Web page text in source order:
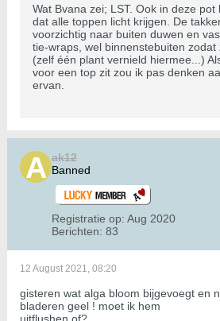
Wat Bvana zei; LST. Ook in deze
dat alle toppen licht krijgen. De
voorzichtig naar buiten duwen en
tie-wraps, wel binnenstebuiten zodat
(zelf één plant vernield hiermee...)
voor een top zit zou ik pas denken
ervan.
ak12
Banned
Registratie op: Aug 2020
Berichten: 83
12 August 2021, 08:20
gisteren wat alga bloom bijgevoegt en
bladeren geel ! moet ik hem